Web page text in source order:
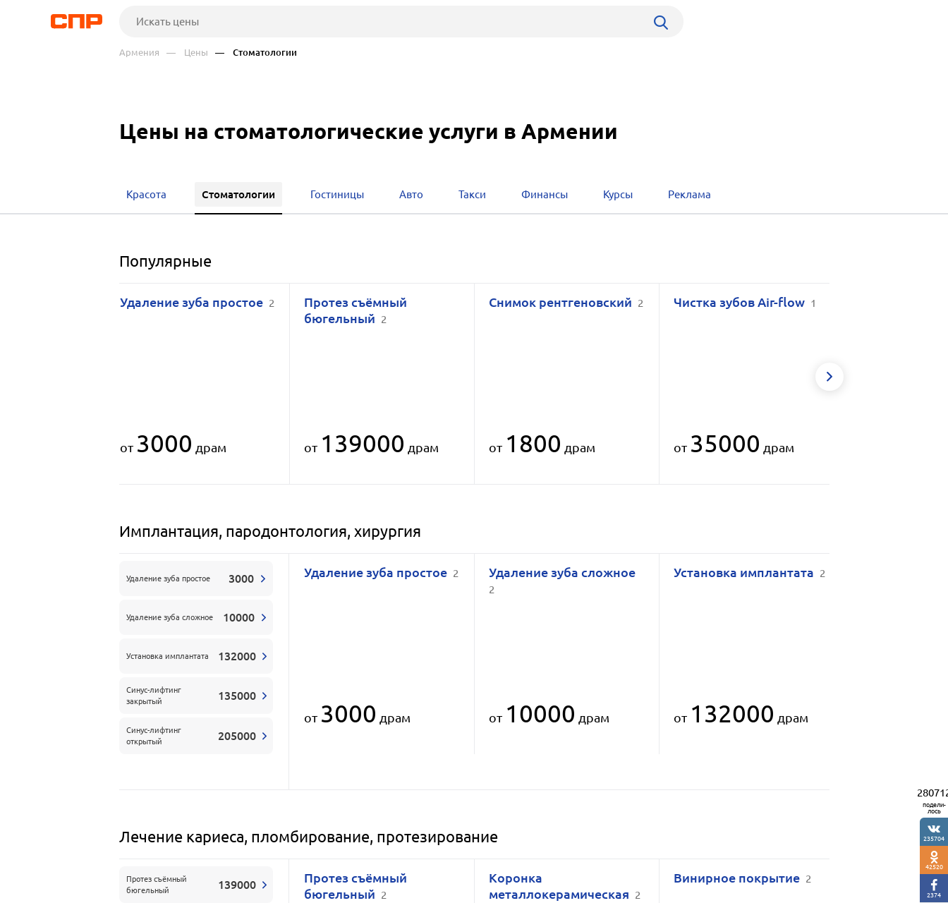
Армения — Цены — Стоматологии
Цены на стоматологические услуги в Армении
Красота Стоматологии Гостиницы Авто Такси Финансы Курсы Реклама
Популярные
Удаление зуба простое 2
Протез съёмный
бюгельный 2
Снимок рентгеновский 2 Чистка зубов Air-flow 1
от 3000 драм от 139000 драм от 1800 драм от 35000 драм
Имплантация, пародонтология, хирургия
Удаление зуба простое 3000
Удаление зуба сложное 10000
Установка имплантата 132000
Синус-лифтинг
закрытый
135000
Синус-лифтинг
открытый
205000
Удаление зуба простое 2 Удаление зуба сложное
2
Установка имплантата 2
от 3000 драм от 10000 драм от 132000 драм
Лечение кариеса, пломбирование, протезирование
Протез съёмный
бюгельный
139000
Протез съёмный
бюгельный 2
Коронка
металлокерамическая 2
Винирное покрытие 2
подели-
лось
235704
42520
2374